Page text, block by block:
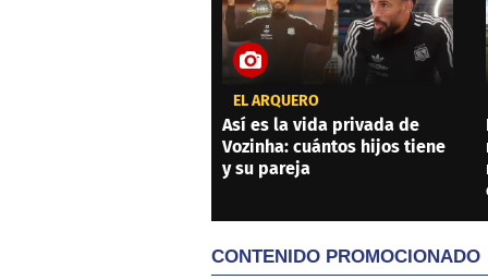
EL ARQUERO
Así es la vida privada de
Vozinha: cuántos hijos tiene
y su pareja